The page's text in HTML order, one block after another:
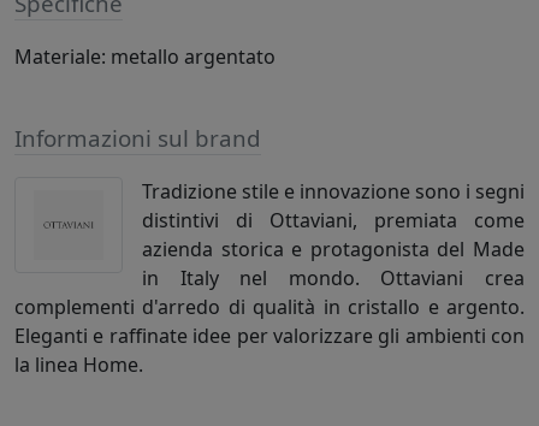
Materiale: metallo argentato
Informazioni sul brand
Tradizione stile e innovazione sono i segni
distintivi di Ottaviani, premiata come
azienda storica e protagonista del Made
in Italy nel mondo. Ottaviani crea
complementi d'arredo di qualità in cristallo e argento.
Eleganti e raffinate idee per valorizzare gli ambienti con
la linea Home.